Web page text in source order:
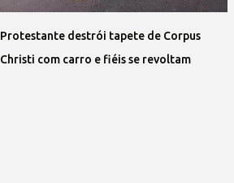
Protestante destrói tapete de Corpus
Christi com carro e fiéis se revoltam